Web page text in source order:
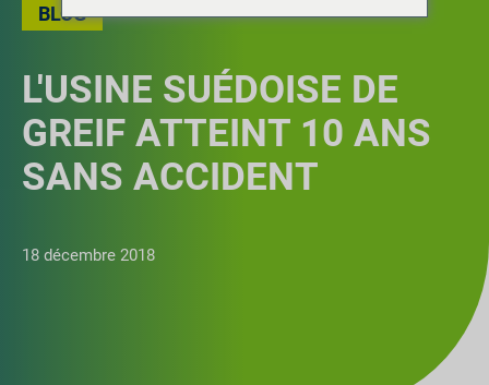
BLOG
L'USINE SUÉDOISE DE
GREIF ATTEINT 10 ANS
SANS ACCIDENT
18 décembre 2018